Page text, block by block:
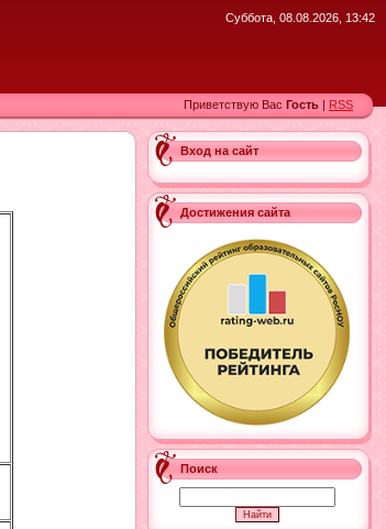
Суббота, 08.08.2026, 13:42
Приветствую Вас Гость | RSS
Вход на сайт
Достижения сайта
Поиск